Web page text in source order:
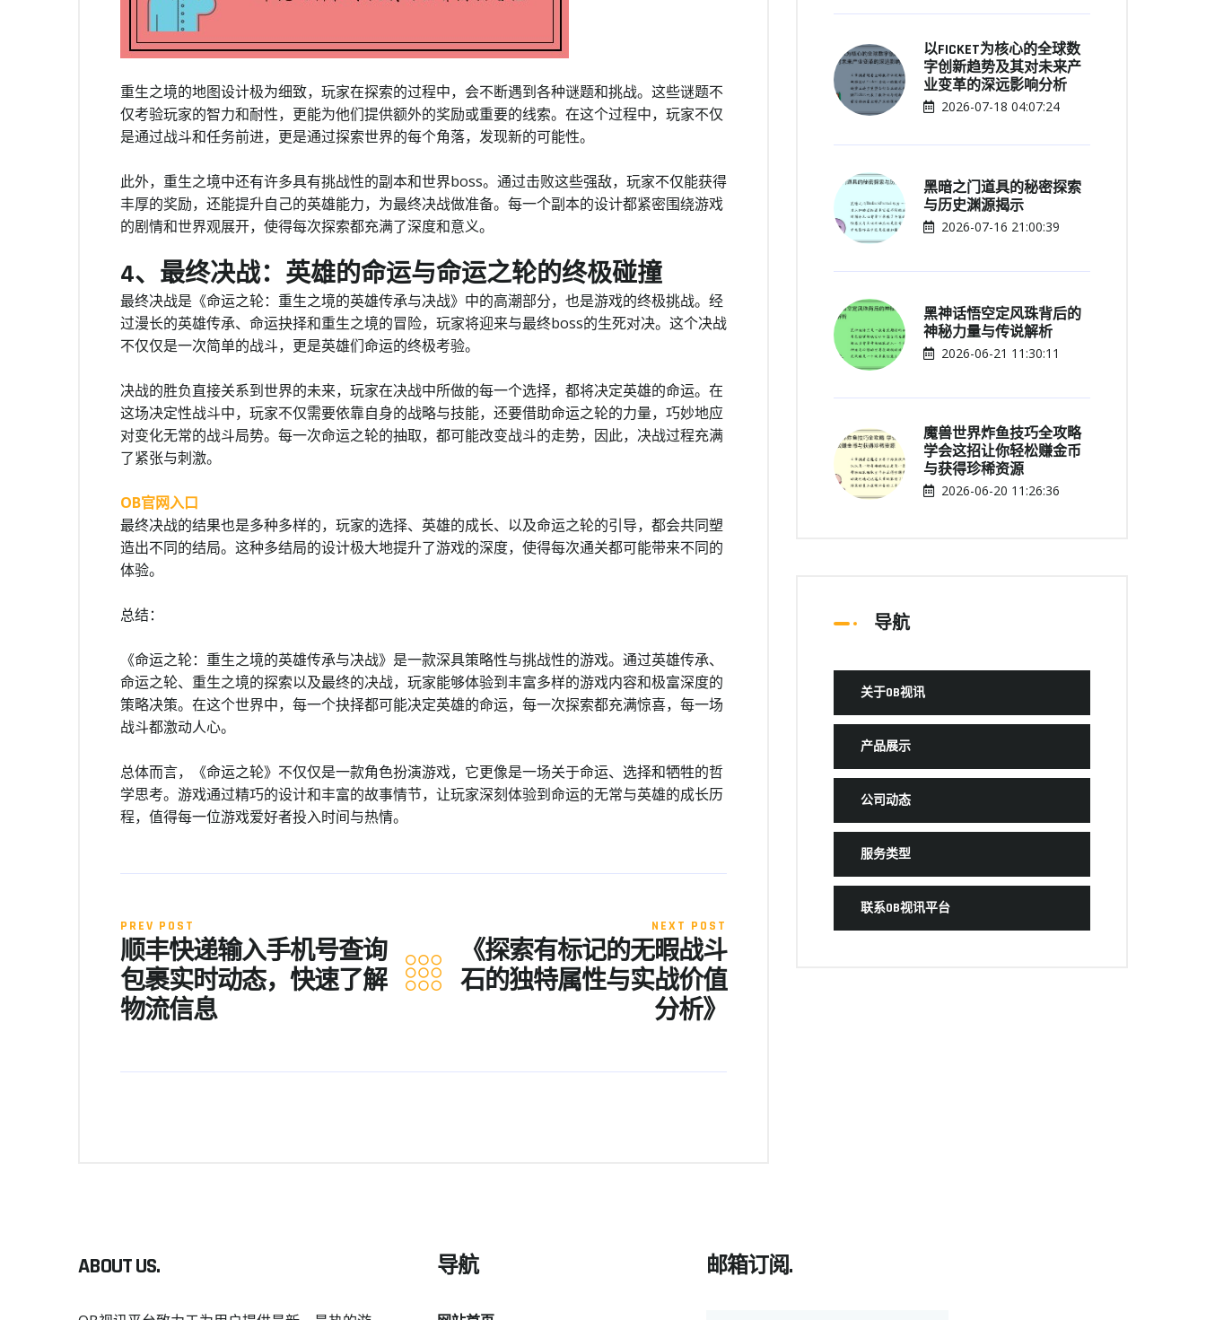
重生之境的地图设计极为细致，玩家在探索的过程中，会不断遇到各种谜题和挑战。这些谜题不
仅考验玩家的智力和耐性，更能为他们提供额外的奖励或重要的线索。在这个过程中，玩家不仅
是通过战斗和任务前进，更是通过探索世界的每个角落，发现新的可能性。
此外，重生之境中还有许多具有挑战性的副本和世界boss。通过击败这些强敌，玩家不仅能获得
丰厚的奖励，还能提升自己的英雄能力，为最终决战做准备。每一个副本的设计都紧密围绕游戏
的剧情和世界观展开，使得每次探索都充满了深度和意义。
4、最终决战：英雄的命运与命运之轮的终极碰撞
最终决战是《命运之轮：重生之境的英雄传承与决战》中的高潮部分，也是游戏的终极挑战。经
过漫长的英雄传承、命运抉择和重生之境的冒险，玩家将迎来与最终boss的生死对决。这个决战
不仅仅是一次简单的战斗，更是英雄们命运的终极考验。
决战的胜负直接关系到世界的未来，玩家在决战中所做的每一个选择，都将决定英雄的命运。在
这场决定性战斗中，玩家不仅需要依靠自身的战略与技能，还要借助命运之轮的力量，巧妙地应
对变化无常的战斗局势。每一次命运之轮的抽取，都可能改变战斗的走势，因此，决战过程充满
了紧张与刺激。
OB官网入口
最终决战的结果也是多种多样的，玩家的选择、英雄的成长、以及命运之轮的引导，都会共同塑
造出不同的结局。这种多结局的设计极大地提升了游戏的深度，使得每次通关都可能带来不同的
体验。
总结：
《命运之轮：重生之境的英雄传承与决战》是一款深具策略性与挑战性的游戏。通过英雄传承、
命运之轮、重生之境的探索以及最终的决战，玩家能够体验到丰富多样的游戏内容和极富深度的
策略决策。在这个世界中，每一个抉择都可能决定英雄的命运，每一次探索都充满惊喜，每一场
战斗都激动人心。
总体而言，《命运之轮》不仅仅是一款角色扮演游戏，它更像是一场关于命运、选择和牺牲的哲
学思考。游戏通过精巧的设计和丰富的故事情节，让玩家深刻体验到命运的无常与英雄的成长历
程，值得每一位游戏爱好者投入时间与热情。
PREV POST
顺丰快递输入手机号查询
包裹实时动态，快速了解
物流信息
NEXT POST
《探索有标记的无暇战斗
石的独特属性与实战价值
分析》
以FICKET为核心的全球数
字创新趋势及其对未来产
业变革的深远影响分析
2026-07-18 04:07:24
黑暗之门道具的秘密探索
与历史渊源揭示
2026-07-16 21:00:39
黑神话悟空定风珠背后的
神秘力量与传说解析
2026-06-21 11:30:11
魔兽世界炸鱼技巧全攻略
学会这招让你轻松赚金币
与获得珍稀资源
2026-06-20 11:26:36
导航
关于OB视讯
产品展示
公司动态
服务类型
联系OB视讯平台
ABOUT US. 导航 邮箱订阅.